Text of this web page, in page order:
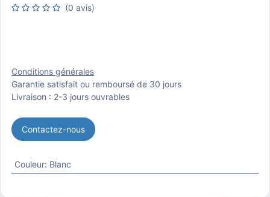
(0 avis)
Conditions générales
Garantie satisfait ou remboursé de 30 jours
Livraison : 2-3 jours ouvrables
Contactez-nous
Couleur: Blanc